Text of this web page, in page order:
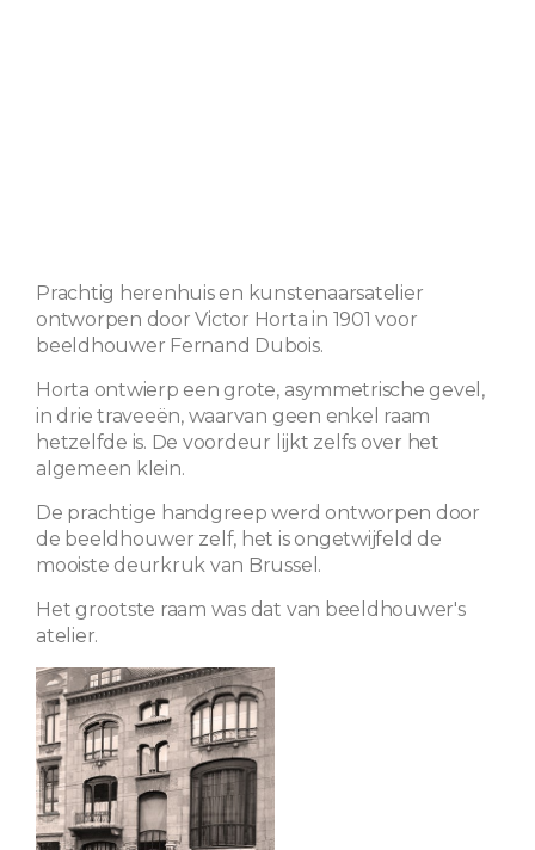
Prachtig herenhuis en kunstenaarsatelier
ontworpen door Victor Horta in 1901 voor
beeldhouwer Fernand Dubois.
Horta ontwierp een grote, asymmetrische gevel,
in drie traveeën, waarvan geen enkel raam
hetzelfde is. De voordeur lijkt zelfs over het
algemeen klein.
De prachtige handgreep werd ontworpen door
de beeldhouwer zelf, het is ongetwijfeld de
mooiste deurkruk van Brussel.
Het grootste raam was dat van beeldhouwer's
atelier.